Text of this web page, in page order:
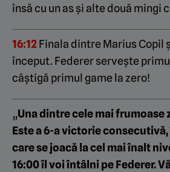
însă cu un as și alte două mingi
16:12Finala dintre Marius Copil
început. Federer servește
câștigă primul game la zero!
„Una dintre cele mai frumoase
Este a 6-a victorie
care se joacă la cel mai înalt
16:00 îl voi întâlni pe Federer.